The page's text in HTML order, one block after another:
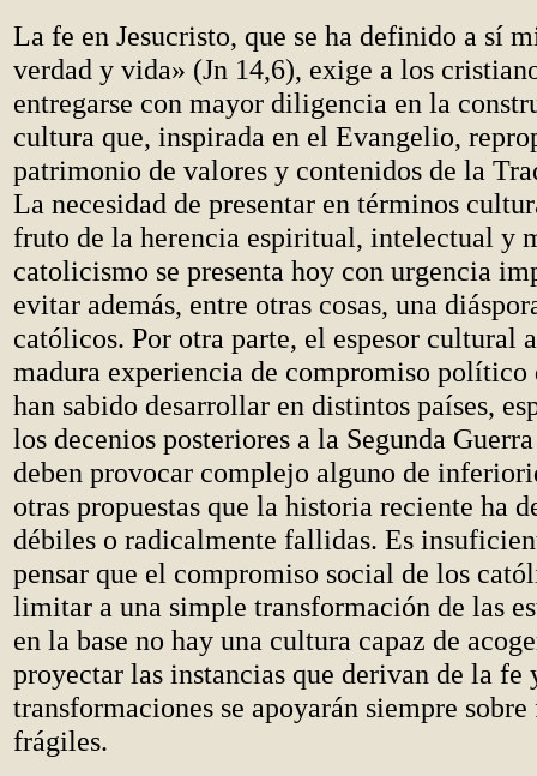
La fe en Jesucristo, que se ha definido a sí
verdad y vida» (Jn 14,6), exige a los
entregarse con mayor diligencia en la
cultura que, inspirada en el Evangelio,
patrimonio de valores y contenidos de la
La necesidad de presentar en términos
fruto de la herencia espiritual, intelectual y
catolicismo se presenta hoy con urgencia
evitar además, entre otras cosas, una
católicos. Por otra parte, el espesor cultural
madura experiencia de compromiso político
han sabido desarrollar en distintos países,
los decenios posteriores a la Segunda
deben provocar complejo alguno de
otras propuestas que la historia reciente ha
débiles o radicalmente fallidas. Es
pensar que el compromiso social de los
limitar a una simple transformación de las
en la base no hay una cultura capaz de
proyectar las instancias que derivan de la fe
transformaciones se apoyarán siempre
frágiles.